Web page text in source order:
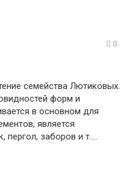
0
семейства Лютиковых.
форм и
в основном для
является
пергол, заборов и т….